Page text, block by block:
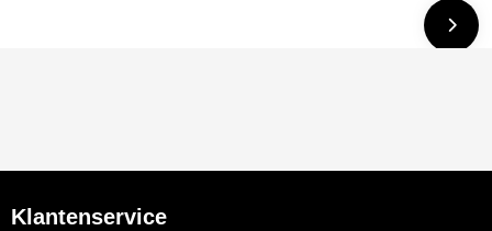
Klantenservice